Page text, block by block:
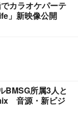
カラオケパーテ
」新映像公開
BMSG所属3人と
音源・新ビジ